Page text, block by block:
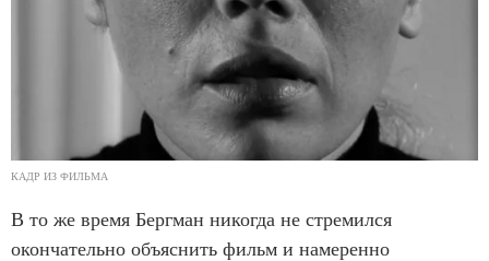
КАДР ИЗ ФИЛЬМА
В то же время Бергман никогда не стремился
окончательно объяснить фильм и намеренно